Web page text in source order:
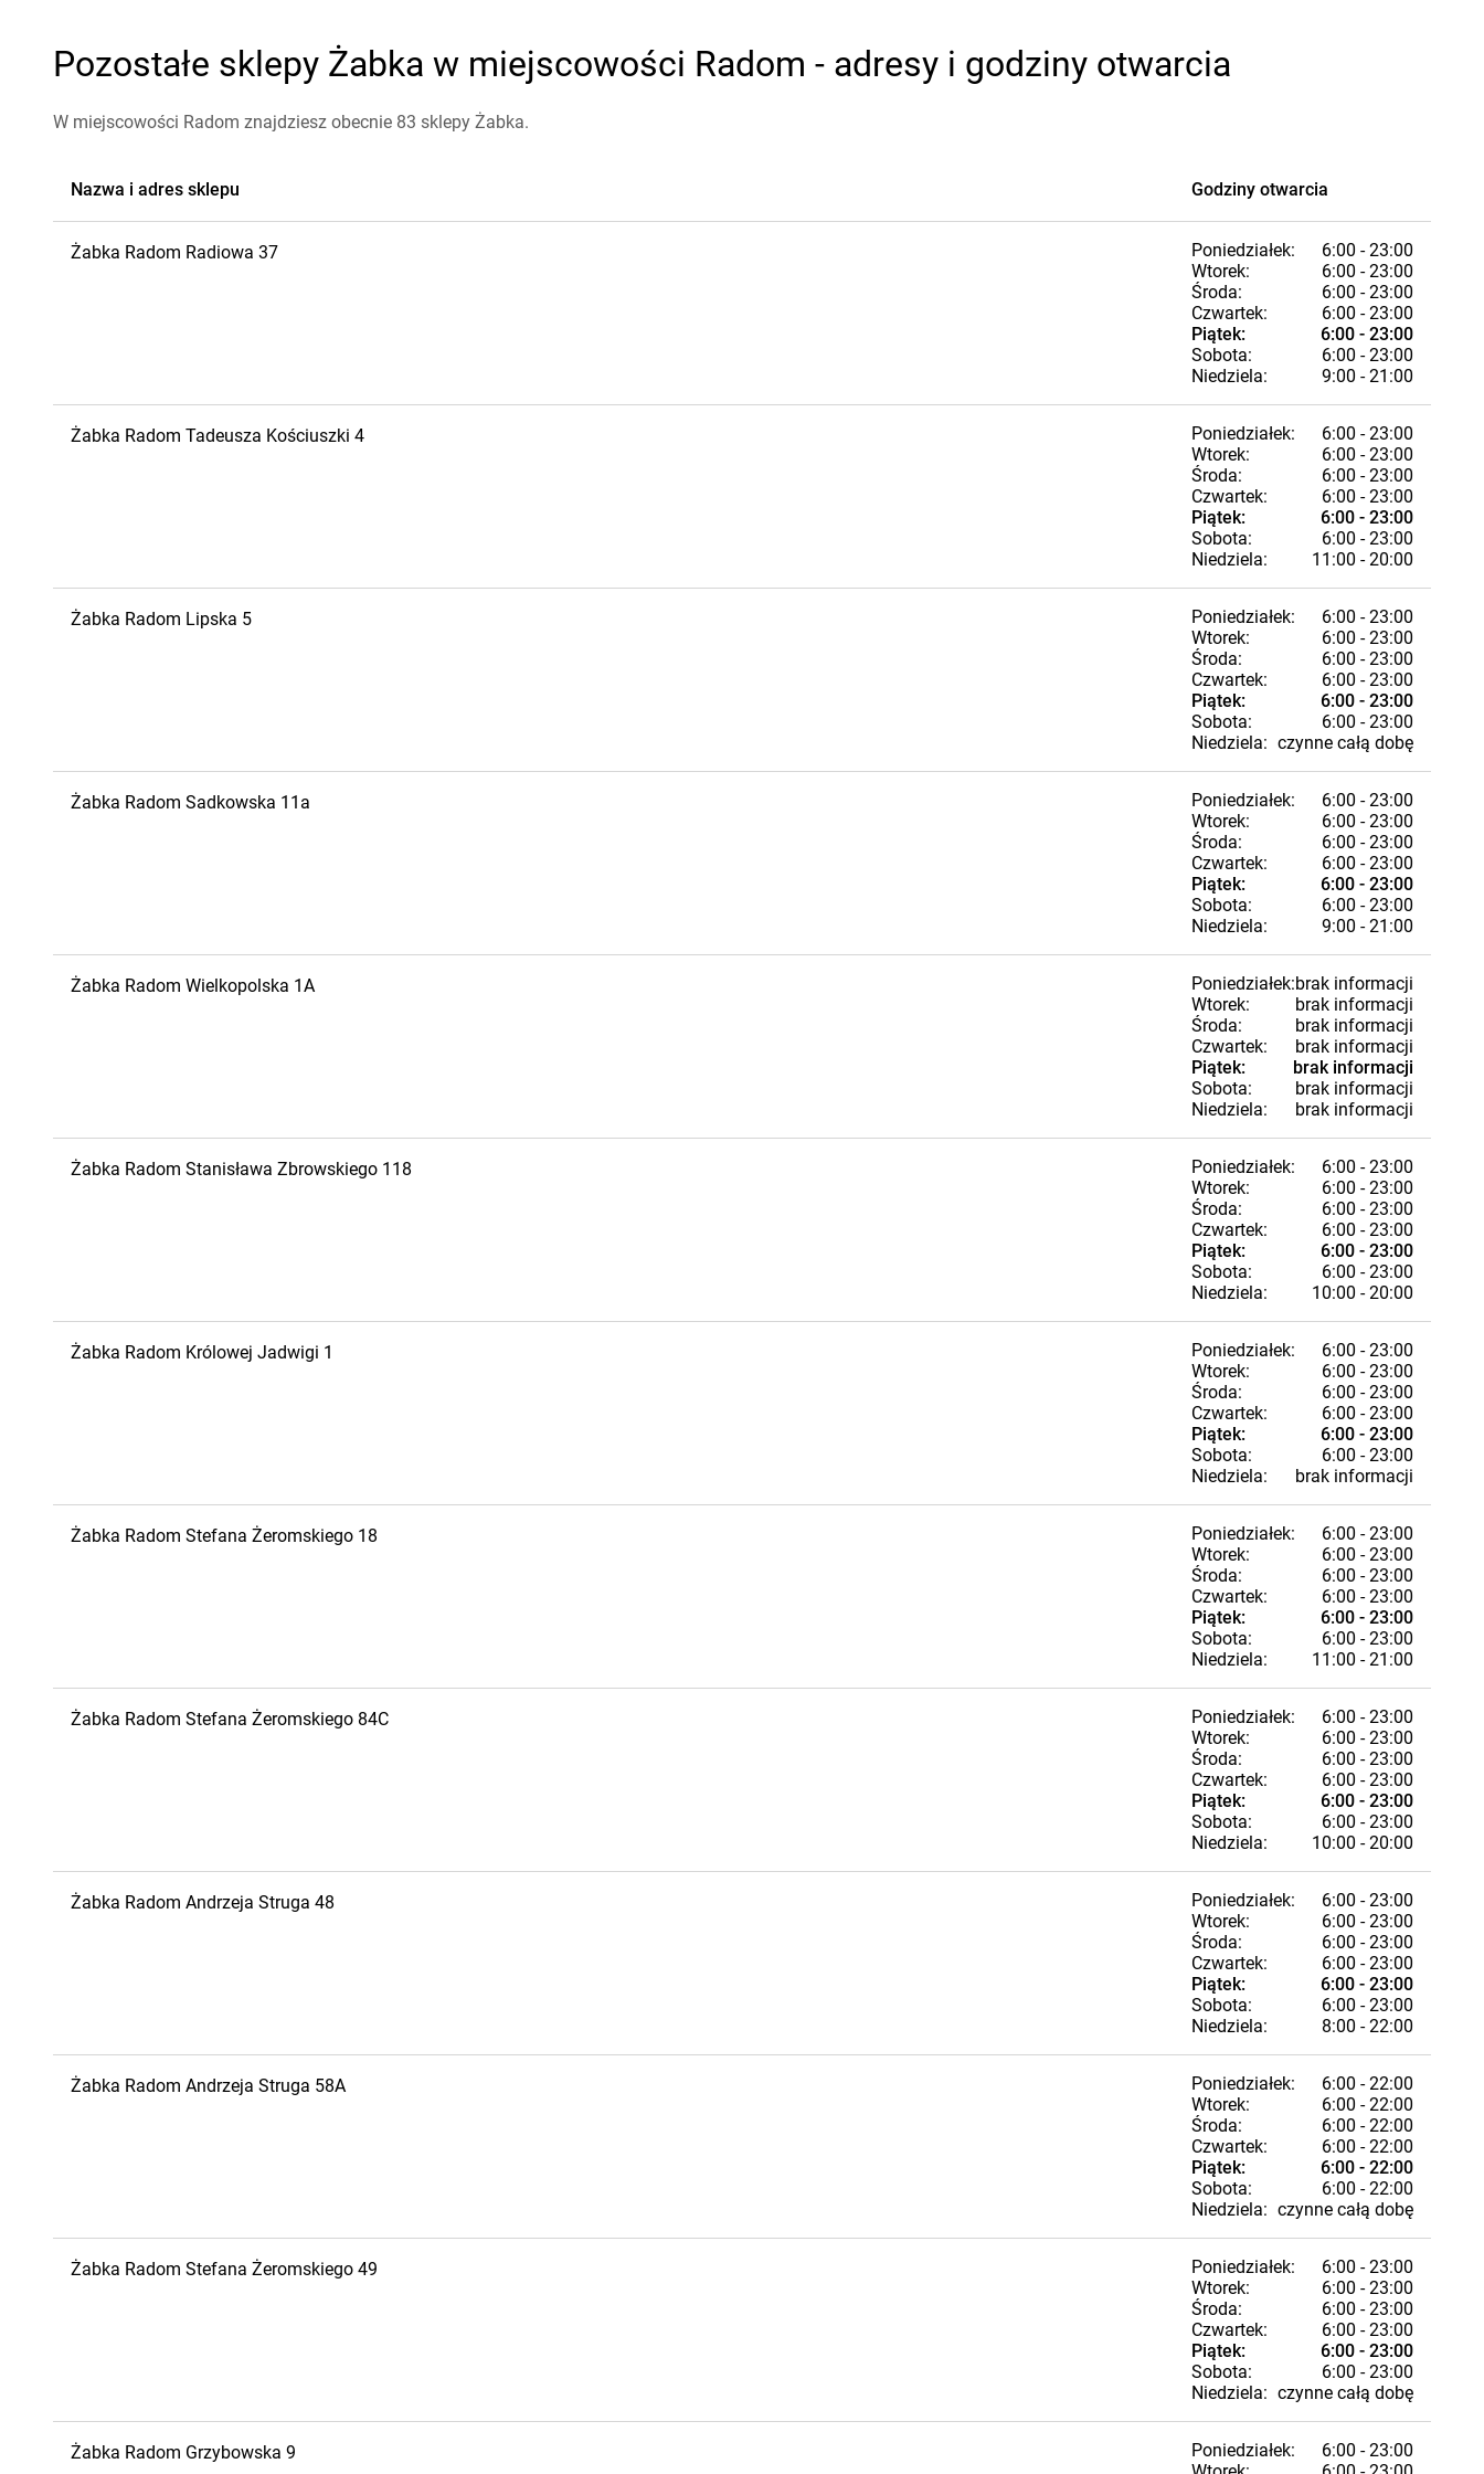
Pozostałe sklepy Żabka w miejscowości Radom - adresy i godziny otwarcia
W miejscowości Radom znajdziesz obecnie 83 sklepy Żabka.
Nazwa i adres sklepu Godziny otwarcia
Żabka Radom Radiowa 37 Poniedziałek:
6:00 - 23:00
Wtorek:
6:00 - 23:00
Środa:
6:00 - 23:00
Czwartek:
6:00 - 23:00
Piątek:
6:00 - 23:00
Sobota:
6:00 - 23:00
Niedziela:
9:00 - 21:00
Żabka Radom Tadeusza Kościuszki 4 Poniedziałek:
6:00 - 23:00
Wtorek:
6:00 - 23:00
Środa:
6:00 - 23:00
Czwartek:
6:00 - 23:00
Piątek:
6:00 - 23:00
Sobota:
6:00 - 23:00
Niedziela:
11:00 - 20:00
Żabka Radom Lipska 5 Poniedziałek:
6:00 - 23:00
Wtorek:
6:00 - 23:00
Środa:
6:00 - 23:00
Czwartek:
6:00 - 23:00
Piątek:
6:00 - 23:00
Sobota:
6:00 - 23:00
Niedziela: czynne całą dobę
Żabka Radom Sadkowska 11a Poniedziałek:
6:00 - 23:00
Wtorek:
6:00 - 23:00
Środa:
6:00 - 23:00
Czwartek:
6:00 - 23:00
Piątek:
6:00 - 23:00
Sobota:
6:00 - 23:00
Niedziela:
9:00 - 21:00
Żabka Radom Wielkopolska 1A Poniedziałek:brak informacji
Wtorek:
brak informacji
Środa:
brak informacji
Czwartek:
brak informacji
Piątek:
brak informacji
Sobota:
brak informacji
Niedziela:
brak informacji
Żabka Radom Stanisława Zbrowskiego 118 Poniedziałek:
6:00 - 23:00
Wtorek:
6:00 - 23:00
Środa:
6:00 - 23:00
Czwartek:
6:00 - 23:00
Piątek:
6:00 - 23:00
Sobota:
6:00 - 23:00
Niedziela:
10:00 - 20:00
Żabka Radom Królowej Jadwigi 1 Poniedziałek:
6:00 - 23:00
Wtorek:
6:00 - 23:00
Środa:
6:00 - 23:00
Czwartek:
6:00 - 23:00
Piątek:
6:00 - 23:00
Sobota:
6:00 - 23:00
Niedziela:
brak informacji
Żabka Radom Stefana Żeromskiego 18 Poniedziałek:
6:00 - 23:00
Wtorek:
6:00 - 23:00
Środa:
6:00 - 23:00
Czwartek:
6:00 - 23:00
Piątek:
6:00 - 23:00
Sobota:
6:00 - 23:00
Niedziela:
11:00 - 21:00
Żabka Radom Stefana Żeromskiego 84C Poniedziałek:
6:00 - 23:00
Wtorek:
6:00 - 23:00
Środa:
6:00 - 23:00
Czwartek:
6:00 - 23:00
Piątek:
6:00 - 23:00
Sobota:
6:00 - 23:00
Niedziela:
10:00 - 20:00
Żabka Radom Andrzeja Struga 48 Poniedziałek:
6:00 - 23:00
Wtorek:
6:00 - 23:00
Środa:
6:00 - 23:00
Czwartek:
6:00 - 23:00
Piątek:
6:00 - 23:00
Sobota:
6:00 - 23:00
Niedziela:
8:00 - 22:00
Żabka Radom Andrzeja Struga 58A Poniedziałek:
6:00 - 22:00
Wtorek:
6:00 - 22:00
Środa:
6:00 - 22:00
Czwartek:
6:00 - 22:00
Piątek:
6:00 - 22:00
Sobota:
6:00 - 22:00
Niedziela: czynne całą dobę
Żabka Radom Stefana Żeromskiego 49 Poniedziałek:
6:00 - 23:00
Wtorek:
6:00 - 23:00
Środa:
6:00 - 23:00
Czwartek:
6:00 - 23:00
Piątek:
6:00 - 23:00
Sobota:
6:00 - 23:00
Niedziela: czynne całą dobę
Żabka Radom Grzybowska 9 Poniedziałek:
6:00 - 23:00